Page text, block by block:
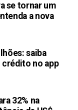
se tornar um
a nova
saiba
no app
32% na